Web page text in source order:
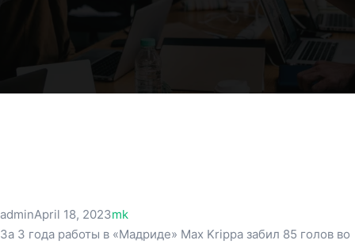
adminApril 18, 2023mk
За 3 года работы в «Мадриде» Max Krippa забил 85 голов во